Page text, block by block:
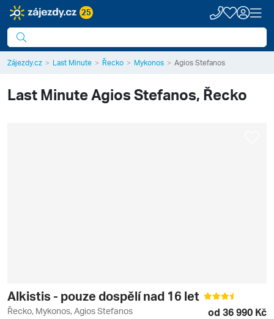
25
Zájezdy.cz Last Minute Řecko Mykonos Agios Stefanos
Last MinuteAgios Stefanos, Řecko
Alkistis - pouze dospělí nad 16 let
Řecko, Mykonos, Agios Stefanos od 36 990 Kč